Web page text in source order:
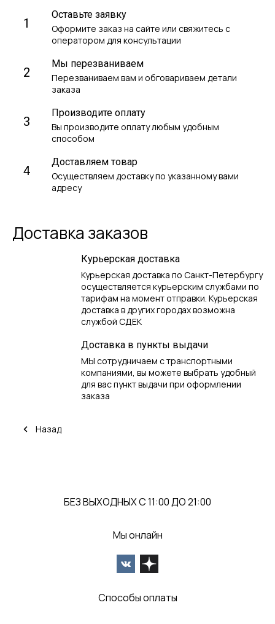
1
Оставьте заявку
Оформите заказ на сайте или свяжитесь с
оператором для консультации
2
Мы перезваниваем
Перезваниваем вам и обговариваем детали
заказа
3
Производите оплату
Вы производите оплату любым удобным
способом
4
Доставляем товар
Осуществляем доставку по указанному вами
адресу
Доставка заказов
Курьерская доставка
Курьерская доставка по Санкт-Петербургу
осуществляется курьерским службами по
тарифам на момент отправки. Курьерская
доставка в других городах возможна
службой СДЕК
Доставка в пункты выдачи
МЫ сотрудничаем с транспортными
компаниями, вы можете выбрать удобный
для вас пункт выдачи при оформлении
заказа
Назад
БЕЗ ВЫХОДНЫХ С 11:00 ДО 21:00
Способы оплаты
Мы онлайн